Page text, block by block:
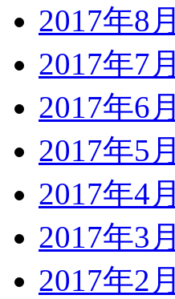
2017年8月
2017年7月
2017年6月
2017年5月
2017年4月
2017年3月
2017年2月